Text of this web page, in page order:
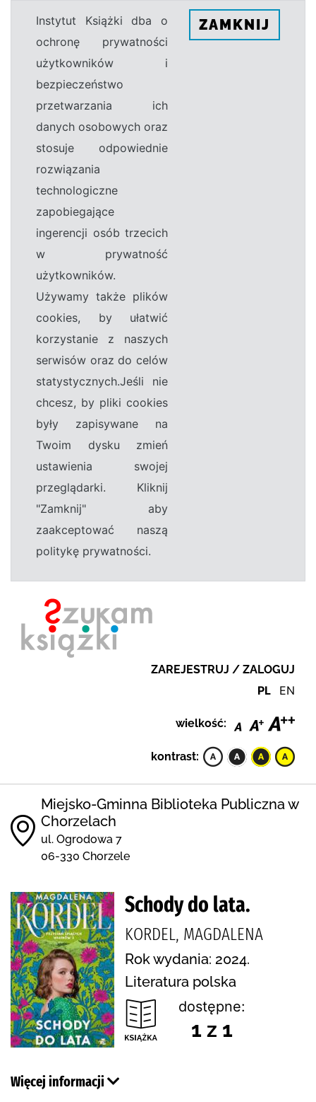
Instytut Książki dba o
ochronę prywatności
użytkowników i
bezpieczeństwo
przetwarzania ich
danych osobowych oraz
stosuje odpowiednie
rozwiązania
technologiczne
zapobiegające
ingerencji osób trzecich
w prywatność
użytkowników.
Używamy także plików
cookies, by ułatwić
korzystanie z naszych
serwisów oraz do celów
statystycznych.Jeśli nie
chcesz, by pliki cookies
były zapisywane na
Twoim dysku zmień
ustawienia swojej
przeglądarki. Kliknij
"Zamknij" aby
zaakceptować naszą
politykę prywatności.
ZAMKNIJ
ZAREJESTRUJ / ZALOGUJ
PL EN
wielkość:
kontrast:
Miejsko-Gminna Biblioteka Publiczna w
Chorzelach
ul. Ogrodowa 7
06-330 Chorzele
Schody do lata.
KORDEL, MAGDALENA
Rok wydania: 2024.
Literatura polska
dostępne:
1 z 1
Więcej informacji